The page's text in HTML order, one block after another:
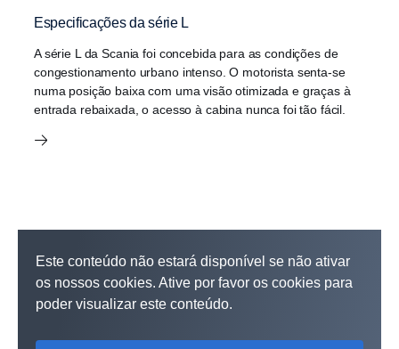
Especificações da série L
A série L da Scania foi concebida para as condições de
congestionamento urbano intenso. O motorista senta-se
numa posição baixa com uma visão otimizada e graças à
entrada rebaixada, o acesso à cabina nunca foi tão fácil.
Este conteúdo não estará disponível se não ativar
os nossos cookies. Ative por favor os cookies para
poder visualizar este conteúdo.